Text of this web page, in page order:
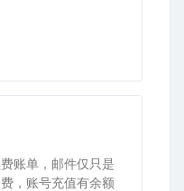
账单，邮件仅只是
，账号充值有余额